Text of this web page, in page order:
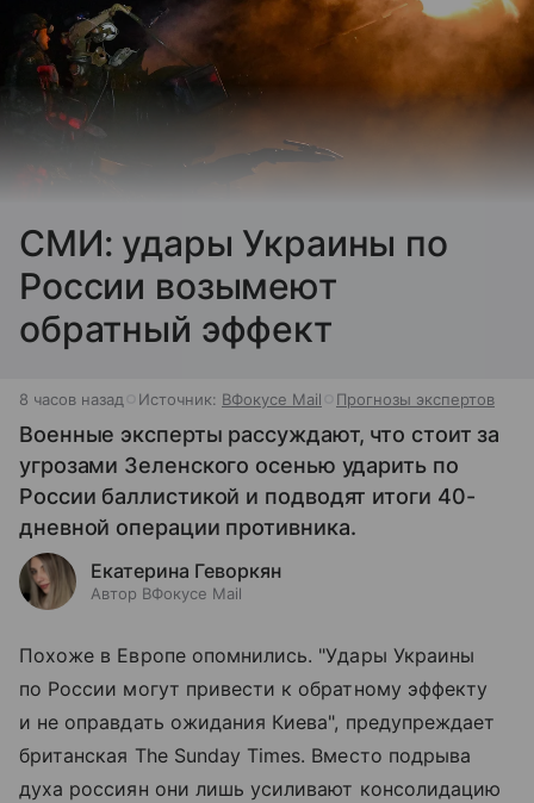
СМИ: удары Украины по
России возымеют
обратный эффект
8 часов назад Источник: ВФокусе Mail Прогнозы экспертов
Военные эксперты рассуждают, что стоит за
угрозами Зеленского осенью ударить по
России баллистикой и подводят итоги 40-
дневной операции противника.
Екатерина Геворкян
Автор ВФокусе Mail
Похоже в Европе опомнились. "Удары Украины
по России могут привести к обратному эффекту
и не оправдать ожидания Киева", предупреждает
британская The Sunday Times. Вместо подрыва
духа россиян они лишь усиливают консолидацию